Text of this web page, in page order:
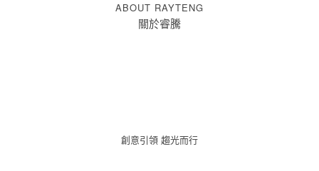
ABOUT RAYTENG
關於睿騰
創意引領 趨光而行